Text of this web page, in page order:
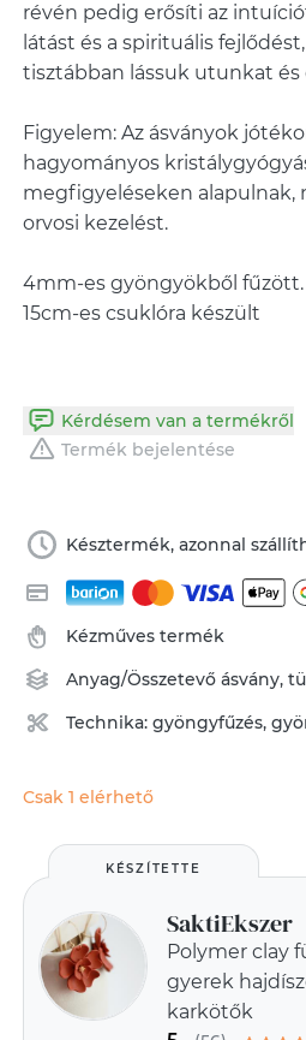
révén pedig erősíti az
látást és a spirituális
tisztábban lássuk utunkat
Figyelem: Az ásványok
hagyományos
megfigyeléseken alapulnak,
orvosi kezelést.
4mm-es gyöngyökből fűzött.
15cm-es csuklóra készült
Kérdésem van a termékről
Termék bejelentése
Késztermék, azonnal
Kézműves termék
Anyag/Összetevőásvány,
Technika:gyöngyfűzés,
Csak 1 elérhető
KÉSZÍTETTE
SaktiEkszer
Polymer clay
gyerek
karkötők